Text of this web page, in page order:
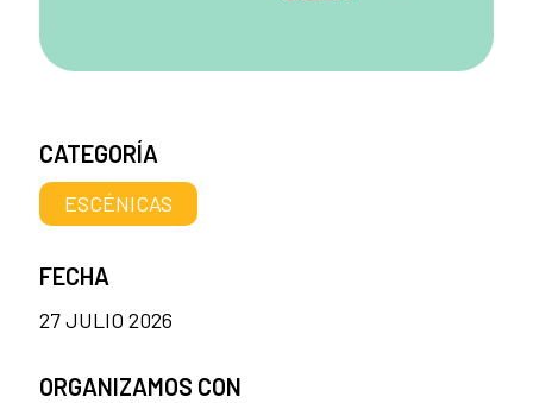
CATEGORÍA
ESCÉNICAS
FECHA
27 JULIO 2026
ORGANIZAMOS CON